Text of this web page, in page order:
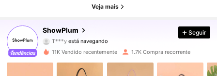
Veja mais
ShowPlum
T***yestá navegando
4,92
13K Seguidores
4,92 13K Seguidores
Seguir
11K Vendido recentemente 1.7K Compra recorrente